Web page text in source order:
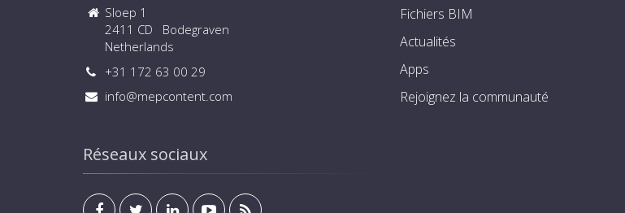
Sloep 1
2411 CD Bodegraven
Netherlands
+31 172 63 00 29
info@mepcontent.com
Réseaux sociaux
Fichiers BIM
Actualités
Apps
Rejoignez la communauté